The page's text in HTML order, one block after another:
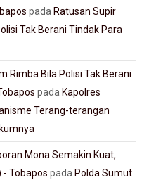
pada Ratusan Supir
Tak Berani Tindak Para
Rimba Bila Polisi Tak Berani
pada Kapolres
Terang-terangan
Mona Semakin Kuat,
- Tobapos pada Polda Sumut